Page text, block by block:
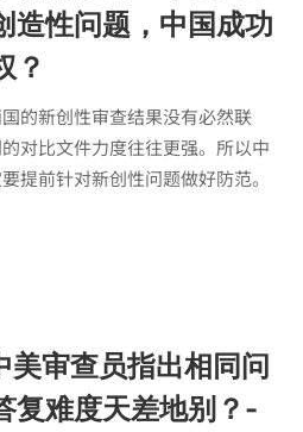
造性问题，中国成功
？
的新创性审查结果没有必然联
对比文件力度往往更强。所以中
提前针对新创性问题做好防范。
美审查员指出相同问
复难度天差地别？-